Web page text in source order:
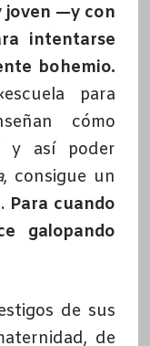
joven —y con
intentarse
bohemio.
para
cómo
así poder
, consigue un
Para cuando
galopando
de sus
de